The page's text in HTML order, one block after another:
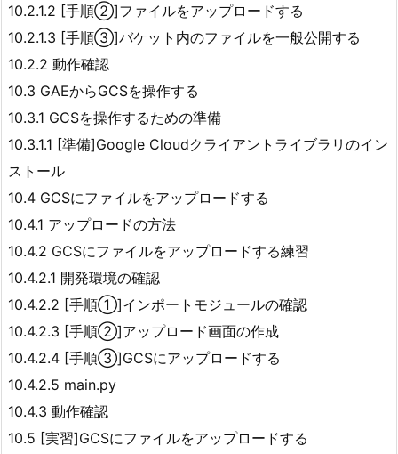
10.2.1.2 [手順②]ファイルをアップロードする
10.2.1.3 [手順③]バケット内のファイルを一般公開する
10.2.2 動作確認
10.3 GAEからGCSを操作する
10.3.1 GCSを操作するための準備
10.3.1.1 [準備]Google Cloudクライアントライブラリのイン
ストール
10.4 GCSにファイルをアップロードする
10.4.1 アップロードの方法
10.4.2 GCSにファイルをアップロードする練習
10.4.2.1 開発環境の確認
10.4.2.2 [手順①]インポートモジュールの確認
10.4.2.3 [手順②]アップロード画面の作成
10.4.2.4 [手順③]GCSにアップロードする
10.4.2.5 main.py
10.4.3 動作確認
10.5 [実習]GCSにファイルをアップロードする